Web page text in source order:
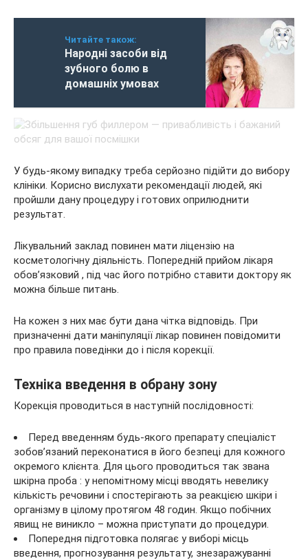
Читайте також:
Народні засоби від
зубного болю в
домашніх умовах
У будь-якому випадку треба серйозно підійти до вибору
клініки. Корисно вислухати рекомендації людей, які
пройшли дану процедуру і готових оприлюднити
результат.
Лікувальний заклад повинен мати ліцензію на
косметологічну діяльність. Попередній прийом лікаря
обов’язковий , під час його потрібно ставити доктору як
можна більше питань.
На кожен з них має бути дана чітка відповідь. При
призначенні дати маніпуляції лікар повинен повідомити
про правила поведінки до і після корекції.
Техніка введення в обрану зону
Корекція проводиться в наступній послідовності:
Перед введенням будь-якого препарату спеціаліст
зобов’язаний переконатися в його безпеці для кожного
окремого клієнта. Для цього проводиться так звана
шкірна проба : у непомітному місці вводять невелику
кількість речовини і спостерігають за реакцією шкіри і
організму в цілому протягом 48 годин. Якщо побічних
явищ не виникло – можна приступати до процедури.
Попередня підготовка полягає у виборі місць
введення, прогнозування результату, знезаражуванні